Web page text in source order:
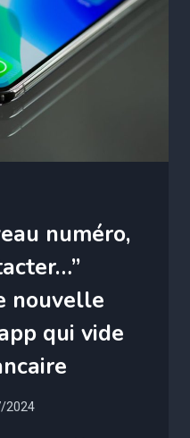
numéro,
nouvelle
qui vide
2024